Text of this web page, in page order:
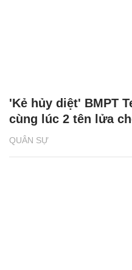
QUÂN SỰ
'Kẻ hủy diệt' BMPT
cùng lúc 2 tên lửa